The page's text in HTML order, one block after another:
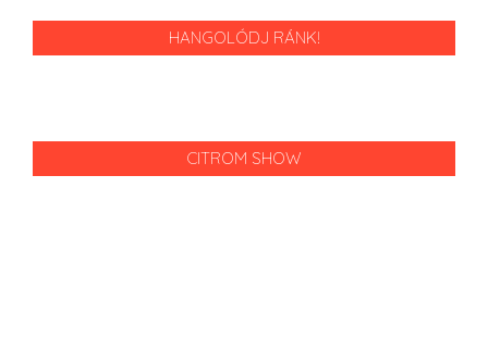
HANGOLÓDJ RÁNK!
CITROM SHOW